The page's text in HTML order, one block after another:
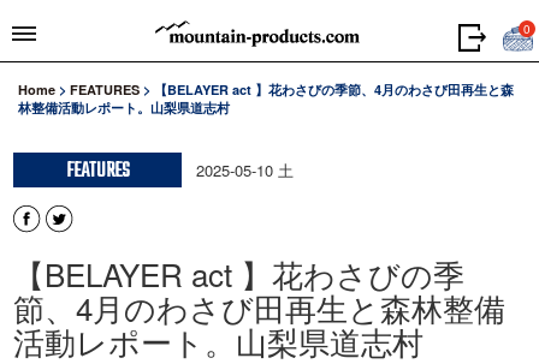
0
Home > FEATURES >
【BELAYER act 】花わさびの季節、4月のわさび田再生と森
林整備活動レポート。山梨県道志村
FEATURES 2025-05-10 土
【BELAYER act 】花わさびの季
節、4月のわさび田再生と森林整備
活動レポート。山梨県道志村